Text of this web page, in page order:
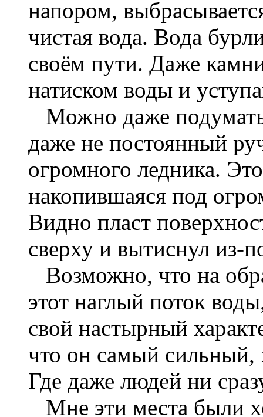
напором,
чистая вода. Вода
своём пути. Даже
натиском воды и
Можно даже
даже не постоянный
огромного ледника.
накопившаяся под
Видно пласт
сверху и вытиснул из-
Возможно, что на
этот наглый поток
свой настырный
что он самый сильный,
Где даже людей ни
Мне эти места были